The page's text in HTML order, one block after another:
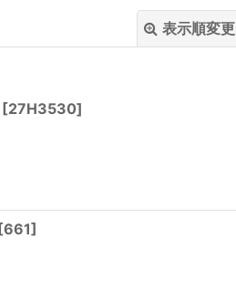
表示順変更
[27H3530]
[661]